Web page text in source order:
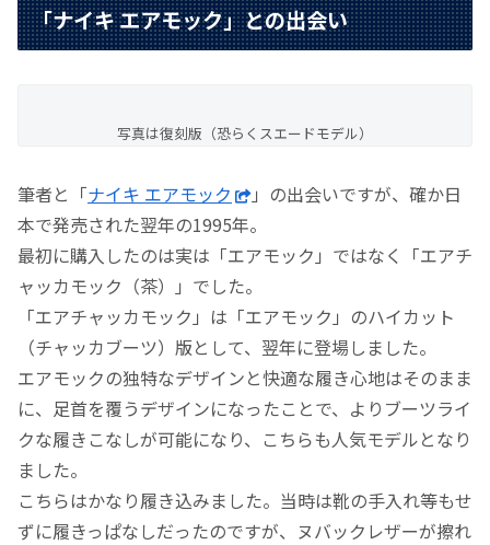
「ナイキ エアモック」との出会い
写真は復刻版（恐らくスエードモデル）
筆者と「ナイキ エアモック
」の出会いですが、確か日
本で発売された翌年の1995年。
最初に購入したのは実は「エアモック」ではなく「エアチ
ャッカモック（茶）」でした。
「エアチャッカモック」は「エアモック」のハイカット
（チャッカブーツ）版として、翌年に登場しました。
エアモックの独特なデザインと快適な履き心地はそのまま
に、足首を覆うデザインになったことで、よりブーツライ
クな履きこなしが可能になり、こちらも人気モデルとなり
ました。
こちらはかなり履き込みました。当時は靴の手入れ等もせ
ずに履きっぱなしだったのですが、ヌバックレザーが擦れ